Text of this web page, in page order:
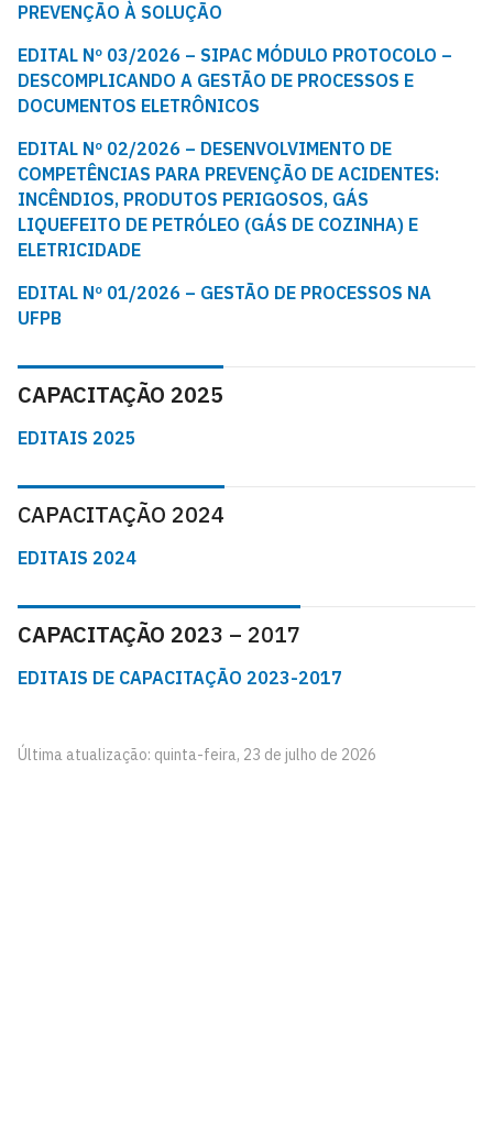
PREVENÇÃO À SOLUÇÃO
EDITAL Nº 03/2026 – SIPAC MÓDULO PROTOCOLO –
DESCOMPLICANDO A GESTÃO DE PROCESSOS E
DOCUMENTOS ELETRÔNICOS
EDITAL Nº 02/2026 – DESENVOLVIMENTO DE
COMPETÊNCIAS PARA PREVENÇÃO DE ACIDENTES:
INCÊNDIOS, PRODUTOS PERIGOSOS, GÁS
LIQUEFEITO DE PETRÓLEO (GÁS DE COZINHA) E
ELETRICIDADE
EDITAL Nº 01/2026 – GESTÃO DE PROCESSOS NA
UFPB
CAPACITAÇÃO 2025
EDITAIS 2025
CAPACITAÇÃO 2024
EDITAIS 2024
CAPACITAÇÃO 2023 – 2017
EDITAIS DE CAPACITAÇÃO 2023-2017
Última atualização: quinta-feira, 23 de julho de 2026